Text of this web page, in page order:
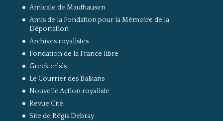
Amicale de Mauthausen
Amis de la Fondation pour la Mémoire de la
Déportation
Archives royalistes
Fondation de la France libre
Greek crisis
Le Courrier des Balkans
Nouvelle Action royaliste
Revue Cité
Site de Régis Debray